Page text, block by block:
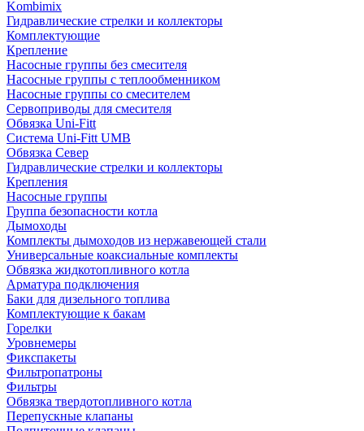
Kombimix
Гидравлические стрелки и коллекторы
Комплектующие
Крепление
Насосные группы без смесителя
Насосные группы с теплообменником
Насосные группы со смесителем
Сервоприводы для смесителя
Обвязка Uni-Fitt
Система Uni-Fitt UMB
Обвязка Север
Гидравлические стрелки и коллекторы
Крепления
Насосные группы
Группа безопасности котла
Дымоходы
Комплекты дымоходов из нержавеющей стали
Универсальные коаксиальные комплекты
Обвязка жидкотопливного котла
Арматура подключения
Баки для дизельного топлива
Комплектующие к бакам
Горелки
Уровнемеры
Фикспакеты
Фильтропатроны
Фильтры
Обвязка твердотопливного котла
Перепускные клапаны